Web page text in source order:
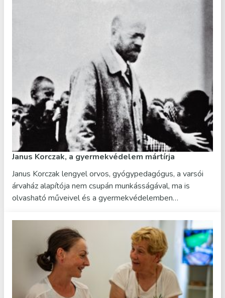
Janus Korczak, a gyermekvédelem mártírja
Janus Korczak lengyel orvos, gyógypedagógus, a varsói
árvaház alapítója nem csupán munkásságával, ma is
olvasható műveivel és a gyermekvédelemben…